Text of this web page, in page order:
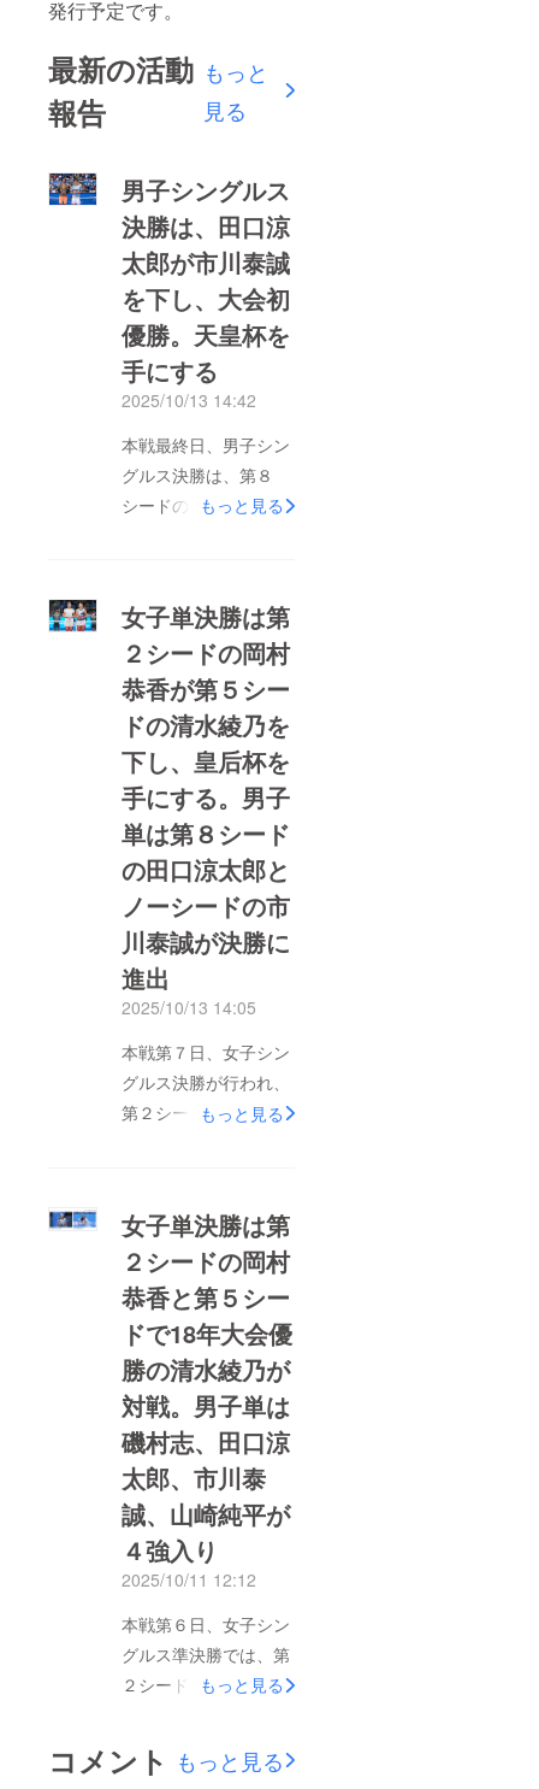
発行予定です。
最新の活動
報告
もっと
見る
男子シングルス
決勝は、田口涼
太郎が市川泰誠
を下し、大会初
優勝。天皇杯を
手にする
2025/10/13 14:42
本戦最終日、男子シン
グルス決勝は、第８
シードの田口涼太郎が
した。田口は野口政勝
と組んで出場した男子
ダブルスでも優勝、
2005年の岩渕聡以来
となる単複２冠を達成
しました。女子ダブル
ス決勝では、第１シー
ドの小堀桃子／山崎郁
美が優勝を飾りまし
た。▼本戦最終日のレ
ポートはこちらから
https://r.bme.jp/bm/p/b
n/htmlpreview.php?
i=jtatennis&amp;no=all
&amp;m=636&amp;h=
true三菱電機ビルソ
リューションズ 全日
ス会場：有明コロシア
ム、有明テニスの森
（東京都江東区有明2-
2-22）開催日：10月5
日(日)～10月12日
(日)▼大会オフィシャ
ルサイト
https://www.jta-
tennis.or.jp/alljapan.as
pxこのクラウドファン
ディングを通じて皆さ
まからいただいたご寄
付は、第100回記念大
会の運営に関わる活動
費のほか、全日本選手
権のファンの皆さまに
ディア関連費用（ライ
もっと見る
女子単決勝は第
２シードの岡村
恭香が第５シー
ドの清水綾乃を
下し、皇后杯を
手にする。男子
単は第８シード
の田口涼太郎と
ノーシードの市
川泰誠が決勝に
進出
2025/10/13 14:05
本戦第７日、女子シン
グルス決勝が行われ、
第２シードの岡村恭香
子シングルスは、第８
シードの田口涼太郎が
第１シードの磯村志に
勝利し、初の決勝進
出。市川泰誠と山崎純
平のノーシード対決
は、市川が逆転勝ちし
てこちらも初めての決
勝に進みました。▼第
７日のレポートはこち
らから
https://r.bme.jp/bm/p/b
n/htmlpreview.php?
i=jtatennis&amp;no=all
&amp;m=635&amp;h=
true三菱電機ビルソ
本テニス選手権
100thSupported by 橋
もっと見る
女子単決勝は第
２シードの岡村
恭香と第５シー
ドで18年大会優
勝の清水綾乃が
対戦。男子単は
磯村志、田口涼
太郎、市川泰
誠、山崎純平が
４強入り
2025/10/11 12:12
本戦第６日、女子シン
グルス準決勝では、第
２シードの岡村恭香
咲良を下して初の決勝
進出を決めました。ま
もっと見る
コメント もっと見る